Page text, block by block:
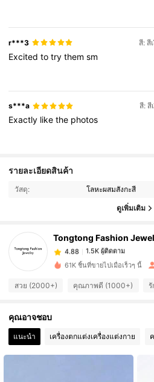
r***3 สี: สี
Excitedtotrythemsm
s***a สี: สี
Exactly likethe photos
รายละเอียดสินค้า
วัสดุ: โลหะผสมสังกะสี
ดูเพิ่มเติม
Tongtong Fashion
4.88
1.5K ผู้ติดตาม
4.88 1.5K ผู้ติดตาม
4.88 1.5K ผู้ติดตาม
61K ชิ้นที่ขายไปเมื่อเร็วๆ นี้
สวย (2000+) คุณภาพดี (1000+)
คุณอาจชอบ
แนะนำ เครื่องตกแต่งเครื่องแต่งกาย